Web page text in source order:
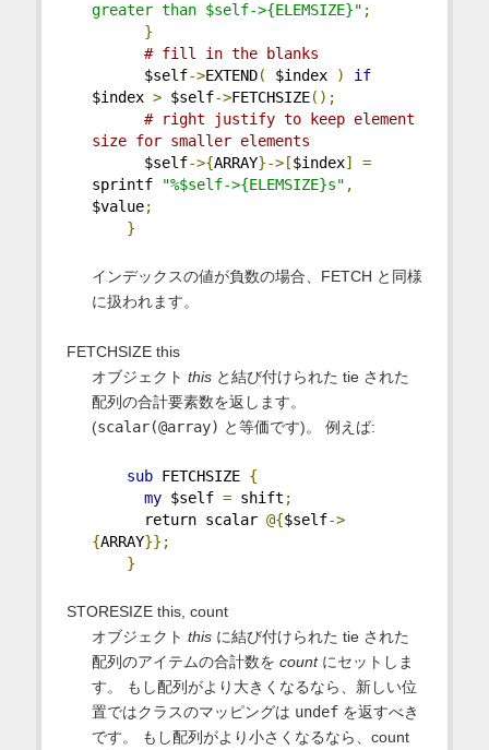
greater than $self->{ELEMSIZE}" ;
}
# fill in the blanks
$self->EXTEND( $index )
if
$index > $self->FETCHSIZE();
# right justify to keep element
size for smaller elements
$self->{ARRAY}->[$index]
=
sprintf
"%$self->{ELEMSIZE}s" ,
$value;
}
インデックスの値が負数の場合、FETCH と同様
に扱われます。
FETCHSIZE this
オブジェクト thisと結び付けられた tie された
配列の合計要素数を返します。
(scalar(@array) と等価です)。 例えば:
sub FETCHSIZE {
my $self = shift ;
return scalar @{$self->
{ARRAY}};
}
STORESIZE this, count
オブジェクト thisに結び付けられた tie された
配列のアイテムの合計数を countにセットしま
す。 もし配列がより大きくなるなら、新しい位
置ではクラスのマッピングは undefを返すべき
です。 もし配列がより小さくなるなら、count